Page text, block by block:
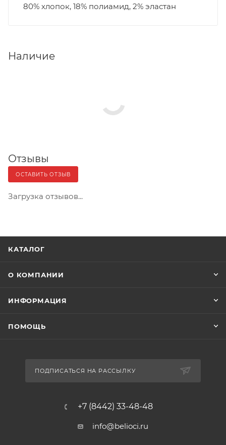
80% хлопок, 18% полиамид, 2% эластан
Наличие
Отзывы
ОСТАВИТЬ ОТЗЫВ
Загрузка отзывов...
КАТАЛОГ
О КОМПАНИИ
ИНФОРМАЦИЯ
ПОМОЩЬ
ПОДПИСАТЬСЯ НА РАССЫЛКУ
+7 (8442) 33-48-48
info@belioci.ru